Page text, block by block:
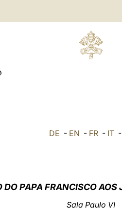
DE - EN - FR- IT-
DO PAPA FRANCISCO AOS
Sala Paulo VI